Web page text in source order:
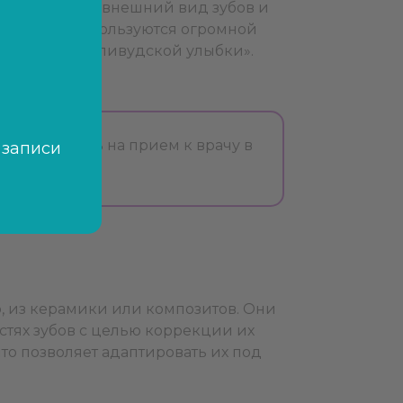
улучшить внешний вид зубов и
зубов, пользуются огромной
«голливудской улыбки».
запишитесь на прием к врачу в
из керамики или композитов. Они
зубов с целью коррекции их
позволяет адаптировать их под